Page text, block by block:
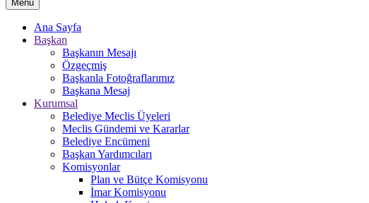
Menü
Ana Sayfa
Başkan
Başkanın Mesajı
Özgeçmiş
Başkanla Fotoğraflarımız
Başkana Mesaj
Kurumsal
Belediye Meclis Üyeleri
Meclis Gündemi ve Kararlar
Belediye Encümeni
Başkan Yardımcıları
Komisyonlar
Plan ve Bütçe Komisyonu
İmar Komisyonu